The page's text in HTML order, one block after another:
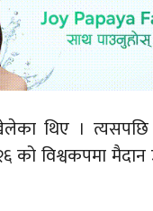
थिए ।
को विश्वकपमा